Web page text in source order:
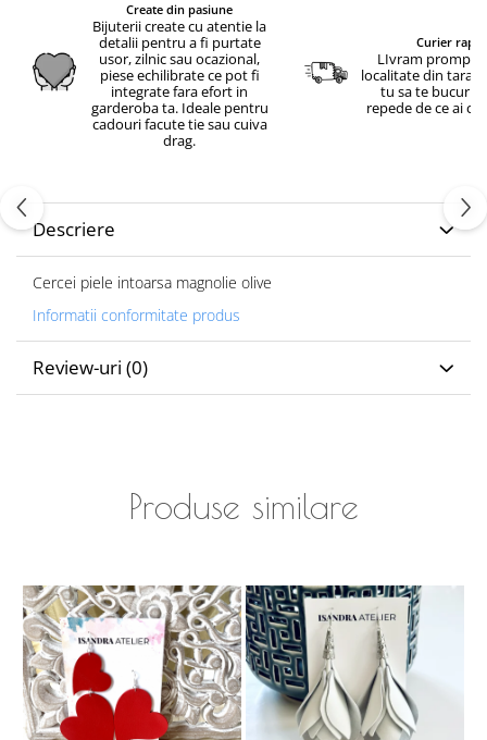
Create din pasiune
Bijuterii create cu atentie la
detalii pentru a fi purtate
usor, zilnic sau ocazional,
piese echilibrate ce pot fi
integrate fara efort in
garderoba ta. Ideale pentru
cadouri facute tie sau cuiva
drag.
Curier rapid
LIvram prompt
localitate din tara.
tu sa te bucuri
repede de ce ai
Descriere
Cercei piele intoarsa magnolie olive
Informatii conformitate produs
Review-uri (0)
Produse similare